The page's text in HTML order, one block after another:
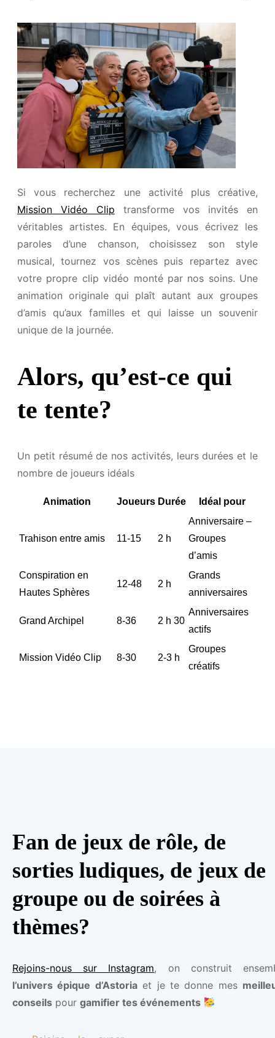
Si vous recherchez une activité plus créative,
Mission Vidéo Clip transforme vos invités en
véritables artistes. En équipes, vous écrivez les
paroles d’une chanson, choisissez son style
musical, tournez vos scènes puis repartez avec
votre propre clip vidéo monté par nos soins. Une
animation originale qui plaît autant aux groupes
d’amis qu’aux familles et qui laisse un souvenir
unique de la journée.
Alors, qu’est-ce qui
te tente?
Un petit résumé de nos activités, leurs durées et le
nombre de joueurs idéals
Animation Joueurs Durée Idéal pour
Trahison entre amis 11-15 2 h
Anniversaire –
Groupes
d’amis
Conspiration en
Hautes Sphères
12-48 2 h
Grands
anniversaires
Grand Archipel 8-36 2 h 30
Anniversaires
actifs
Mission Vidéo Clip 8-30 2-3 h
Groupes
créatifs
Fan de jeux de rôle, de
sorties ludiques, de jeux de
groupe ou de soirées à
thèmes?
Rejoins-nous sur Instagram, on construit
l’univers épique d’Astoriaet je te donne mes
conseils pour gamifier tes événements